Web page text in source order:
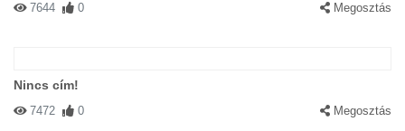
7644 0 Megosztás
Nincs cím!
7472 0 Megosztás